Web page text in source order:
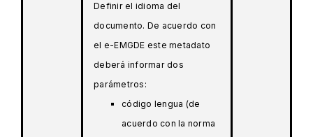
Definir el idioma del
documento. De acuerdo con
el e-EMGDE este metadato
deberá informar dos
parámetros:
código lengua (de
acuerdo con la norma